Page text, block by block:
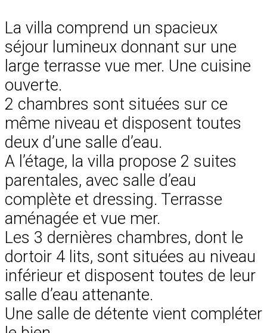
La villa comprend un spacieux
séjour lumineux donnant sur une
large terrasse vue mer. Une cuisine
ouverte.
2 chambres sont situées sur ce
même niveau et disposent toutes
deux d’une salle d’eau.
A l’étage, la villa propose 2 suites
parentales, avec salle d’eau
complète et dressing. Terrasse
aménagée et vue mer.
Les 3 dernières chambres, dont le
dortoir 4 lits, sont situées au niveau
inférieur et disposent toutes de leur
salle d’eau attenante.
Une salle de détente vient compléter